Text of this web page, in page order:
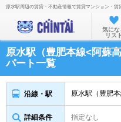
お
原水駅周辺の賃貸・不動産情報で賃貸マンション・賃
気にな
リスト
原水駅（豊肥本線<阿蘇
パート一覧
沿線・駅 原水駅（豊肥
詳細条件 指定なし